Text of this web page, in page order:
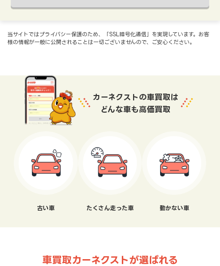
当サイトではプライバシー保護のため、「SSL暗号化通信」を実現しています。お客
様の情報が一般に公開されることは一切ございませんので、ご安心ください。
カーネクストの車買取は
どんな車も高価買取
古い車 たくさん走った車 動かない車
車買取カーネクストが選ばれる